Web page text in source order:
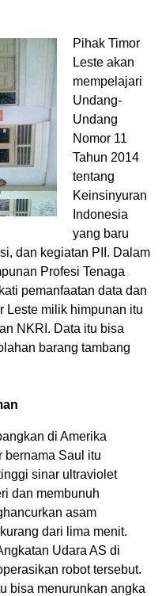
Pihak Timor
Leste akan
mempelajari
Undang-
Undang
Nomor 11
Tahun 2014
tentang
Keinsinyuran
Indonesia
yang baru
dan kegiatan PII. Dalam
Profesi Tenaga
pemanfaatan data dan
Leste milik himpunan itu
NKRI. Data itu bisa
barang tambang
di Amerika
bernama Saul itu
sinar ultraviolet
dan membunuh
asam
dari lima menit.
Udara AS di
robot tersebut.
bisa menurunkan angka